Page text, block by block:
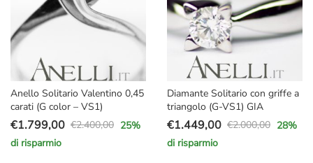
Anello Solitario Valentino 0,45
carati (G color – VS1)
€2.400,00
Il
prezzo
€1.799,00
Il
prezzo
25%
di risparmio
Diamante Solitario con griffe a
triangolo (G-VS1) GIA
€2.000,00
Il
prezzo
€1.449,00
Il
prezzo
28%
di risparmio